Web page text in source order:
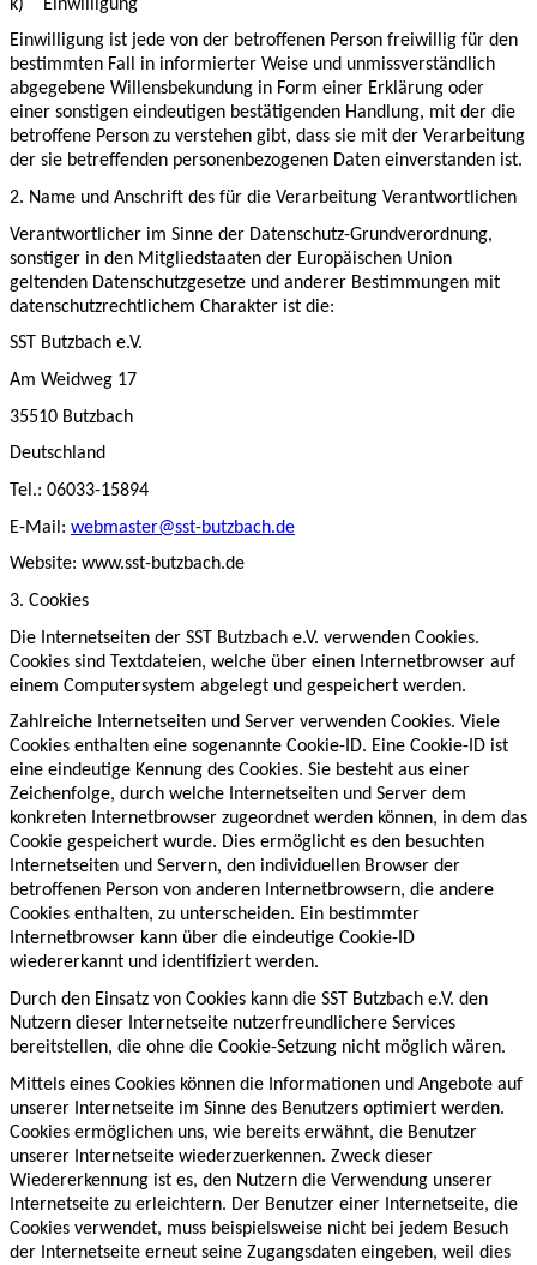
k)
Einwilligung
Einwilligung ist jede von der betroffenen Person freiwillig für den
bestimmten Fall in informierter Weise und unmissverständlich
abgegebene Willensbekundung in Form einer Erklärung oder
einer sonstigen eindeutigen bestätigenden Handlung, mit der die
betroffene Person zu verstehen gibt, dass sie mit der Verarbeitung
der sie betreffenden personenbezogenen Daten einverstanden ist.
2. Name und Anschrift des für die Verarbeitung Verantwortlichen
Verantwortlicher im Sinne der Datenschutz-Grundverordnung,
sonstiger in den Mitgliedstaaten der Europäischen Union
geltenden Datenschutzgesetze und anderer Bestimmungen mit
datenschutzrechtlichem Charakter ist die:
SST Butzbach e.V.
Am Weidweg 17
35510 Butzbach
Deutschland
Tel.: 06033-15894
E-Mail: webmaster@sst-butzbach.de
Website: www.sst-butzbach.de
3. Cookies
Die Internetseiten der SST Butzbach e.V. verwenden Cookies.
Cookies sind Textdateien, welche über einen Internetbrowser auf
einem Computersystem abgelegt und gespeichert werden.
Zahlreiche Internetseiten und Server verwenden Cookies. Viele
Cookies enthalten eine sogenannte Cookie-ID. Eine Cookie-ID ist
eine eindeutige Kennung des Cookies. Sie besteht aus einer
Zeichenfolge, durch welche Internetseiten und Server dem
konkreten Internetbrowser zugeordnet werden können, in dem das
Cookie gespeichert wurde. Dies ermöglicht es den besuchten
Internetseiten und Servern, den individuellen Browser der
betroffenen Person von anderen Internetbrowsern, die andere
Cookies enthalten, zu unterscheiden. Ein bestimmter
Internetbrowser kann über die eindeutige Cookie-ID
wiedererkannt und identifiziert werden.
Durch den Einsatz von Cookies kann die SST Butzbach e.V. den
Nutzern dieser Internetseite nutzerfreundlichere Services
bereitstellen, die ohne die Cookie-Setzung nicht möglich wären.
Mittels eines Cookies können die Informationen und Angebote auf
unserer Internetseite im Sinne des Benutzers optimiert werden.
Cookies ermöglichen uns, wie bereits erwähnt, die Benutzer
unserer Internetseite wiederzuerkennen. Zweck dieser
Wiedererkennung ist es, den Nutzern die Verwendung unserer
Internetseite zu erleichtern. Der Benutzer einer Internetseite, die
Cookies verwendet, muss beispielsweise nicht bei jedem Besuch
der Internetseite erneut seine Zugangsdaten eingeben, weil dies